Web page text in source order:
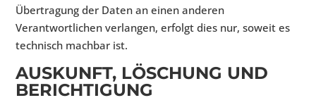
Übertragung der Daten an einen anderen
Verantwortlichen verlangen, erfolgt dies nur, soweit es
technisch machbar ist.
AUSKUNFT, LÖSCHUNG UND
BERICHTIGUNG